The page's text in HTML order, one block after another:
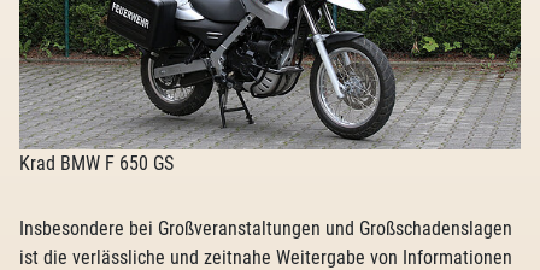
Krad BMW F 650 GS
Insbesondere bei Großveranstaltungen und Großschadenslagen
ist die verlässliche und zeitnahe Weitergabe von Informationen